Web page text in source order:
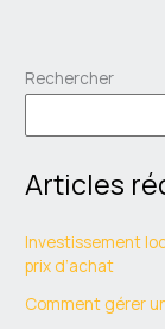
Rechercher
Articles
Investissement
prix d’achat
Comment gérer